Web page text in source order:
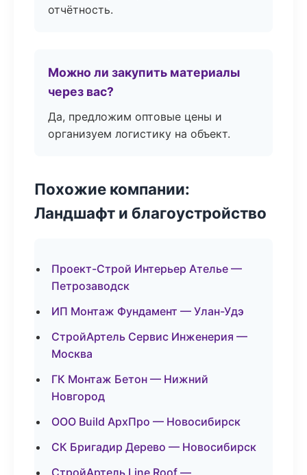
отчётность.
Можно ли закупить материалы
через вас?
Да, предложим оптовые цены и
организуем логистику на объект.
Похожие компании:
Ландшафт и благоустройство
Проект-Строй Интерьер Ателье —
Петрозаводск
ИП Монтаж Фундамент — Улан-Удэ
СтройАртель Сервис Инженерия —
Москва
ГК Монтаж Бетон — Нижний
Новгород
ООО Build АрхПро — Новосибирск
СК Бригадир Дерево — Новосибирск
СтройАртель Line Roof —